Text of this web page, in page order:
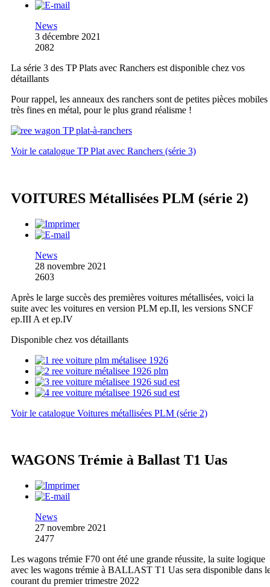
News
3 décembre 2021
2082
La série 3 des TP Plats avec Ranchers est disponible chez vos
détaillants
Pour rappel, les anneaux des ranchers sont de petites pièces mobiles
très fines en métal, pour le plus grand réalisme !
Voir le catalogue TP Plat avec Ranchers (série 3)
VOITURES Métallisées PLM (série 2)
News
28 novembre 2021
2603
Après le large succès des premières voitures métallisées, voici la
suite avec les voitures en version PLM ep.II, les versions SNCF
ep.III A et ep.IV
Disponible chez vos détaillants
Voir le catalogue Voitures métallisées PLM (série 2)
WAGONS Trémie à Ballast T1 Uas
News
27 novembre 2021
2477
Les wagons trémie F70 ont été une grande réussite, la suite logique
avec les wagons trémie à BALLAST T1 Uas sera disponible dans
courant du premier trimestre 2022